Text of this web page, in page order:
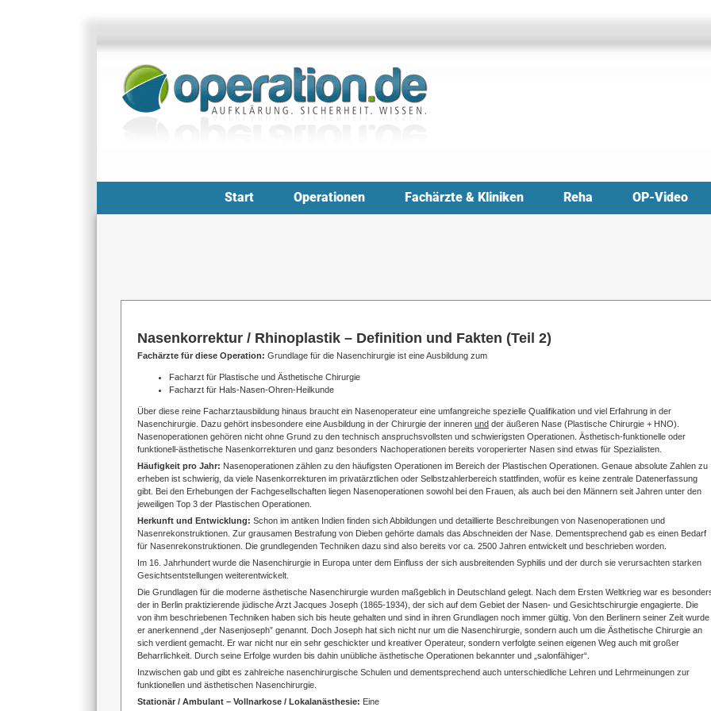
Start Operationen Fachärzte & Kliniken Reha OP-Video
Nasenkorrektur / Rhinoplastik – Definition und Fakten (Teil 2)
Fachärzte für diese Operation: Grundlage für die Nasenchirurgie ist eine Ausbildung zum
Facharzt für Plastische und Ästhetische Chirurgie
Facharzt für Hals-Nasen-Ohren-Heilkunde
Über diese reine Facharztausbildung hinaus braucht ein Nasenoperateur eine umfangreiche spezielle Qualifikation und viel Erfahrung in der
Nasenchirurgie. Dazu gehört insbesondere eine Ausbildung in der Chirurgie der inneren undder äußeren Nase (Plastische Chirurgie + HNO).
Nasenoperationen gehören nicht ohne Grund zu den technisch anspruchsvollsten und schwierigsten Operationen. Ästhetisch-funktionelle oder
funktionell-ästhetische Nasenkorrekturen und ganz besonders Nachoperationen bereits voroperierter Nasen sind etwas für Spezialisten.
Häufigkeit pro Jahr: Nasenoperationen zählen zu den häufigsten Operationen im Bereich der Plastischen Operationen. Genaue absolute Zahlen zu
erheben ist schwierig, da viele Nasenkorrekturen im privatärztlichen oder Selbstzahlerbereich stattfinden, wofür es keine zentrale Datenerfassung
gibt. Bei den Erhebungen der Fachgesellschaften liegen Nasenoperationen sowohl bei den Frauen, als auch bei den Männern seit Jahren unter den
jeweiligen Top 3 der Plastischen Operationen.
Herkunft und Entwicklung: Schon im antiken Indien finden sich Abbildungen und detaillierte Beschreibungen von Nasenoperationen und
Nasenrekonstruktionen. Zur grausamen Bestrafung von Dieben gehörte damals das Abschneiden der Nase. Dementsprechend gab es einen Bedarf
für Nasenrekonstruktionen. Die grundlegenden Techniken dazu sind also bereits vor ca. 2500 Jahren entwickelt und beschrieben worden.
Im 16. Jahrhundert wurde die Nasenchirurgie in Europa unter dem Einfluss der sich ausbreitenden Syphilis und der durch sie verursachten starken
Gesichtsentstellungen weiterentwickelt.
Die Grundlagen für die moderne ästhetische Nasenchirurgie wurden maßgeblich in Deutschland gelegt. Nach dem Ersten Weltkrieg war es
der in Berlin praktizierende jüdische Arzt Jacques Joseph (1865-1934), der sich auf dem Gebiet der Nasen- und Gesichtschirurgie engagierte. Die
von ihm beschriebenen Techniken haben sich bis heute gehalten und sind in ihren Grundlagen noch immer gültig. Von den Berlinern seiner Zeit wurde
er anerkennend „der Nasenjoseph” genannt. Doch Joseph hat sich nicht nur um die Nasenchirurgie, sondern auch um die Ästhetische Chirurgie an
sich verdient gemacht. Er war nicht nur ein sehr geschickter und kreativer Operateur, sondern verfolgte seinen eigenen Weg auch mit großer
Beharrlichkeit. Durch seine Erfolge wurden bis dahin unübliche ästhetische Operationen bekannter und „salonfähiger“.
Inzwischen gab und gibt es zahlreiche nasenchirurgische Schulen und dementsprechend auch unterschiedliche Lehren und Lehrmeinungen zur
funktionellen und ästhetischen Nasenchirurgie.
Stationär / Ambulant – Vollnarkose / Lokalanästhesie: Eine